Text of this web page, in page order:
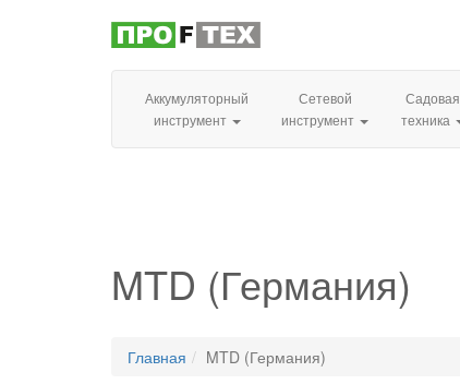
Аккумуляторный
инструмент
Сетевой
инструмент
Садовая
техника
MTD (Германия)
Главная MTD (Германия)